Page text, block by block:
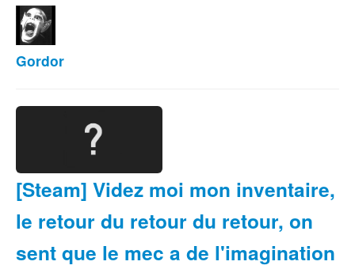
Gordor
[Steam] Videz moi mon inventaire,
le retour du retour du retour, on
sent que le mec a de l'imagination